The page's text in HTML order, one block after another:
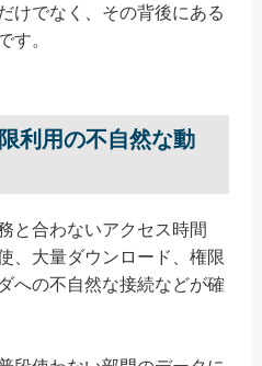
けでなく、その背後にある
す。
利用の不自然な動
と合わないアクセス時間
、大量ダウンロード、権限
への不自然な接続などが確